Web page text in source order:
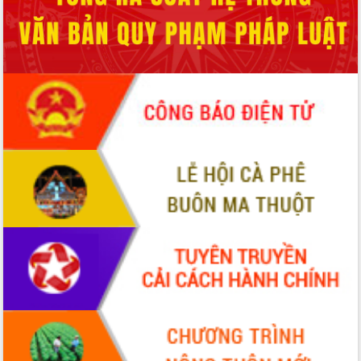
hiện nhiệm vụ quản lý tài sản công
hàng tuần
Tháo gỡ những vướng mắc, đẩy mạnh
công tác cải cách thủ tục hành chính
tại Trung tâm Phục vụ hành chính
công tỉnh
Đắk Lắk: Tôn vinh 46 giải pháp tại Hội
thi Sáng tạo Kỹ thuật 2024 - 2025
Đắk Lắk rà soát, điều chỉnh Đề án 190
về phát triển nuôi trồng thủy sản
Phó Chủ tịch UBND tỉnh Đắk Lắk
Trương Công Thái kiểm tra thực địa
Dự án cao tốc Khánh Hòa - Buôn Ma
Định vị cà phê Việt Nam như một “di
sản sống” trong dòng chảy toàn cầu
Xây dựng nông thôn mới: Nâng cao đời
sống người dân từ những mô hình thiết
Quyết liệt tháo gỡ vướng mắc, đẩy